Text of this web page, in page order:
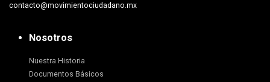
contacto@movimientociudadano.mx
Nosotros
Nuestra Historia
Documentos Básicos